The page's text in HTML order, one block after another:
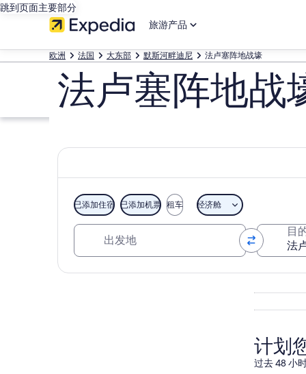
跳到页面主要部分
旅游产品
欧洲 法国 大东部 默斯河畔迪尼 法卢塞阵地战壕
法卢塞阵地战
已添加住宿 已添加机票 租车 经济舱
目
计划
过去 48 小